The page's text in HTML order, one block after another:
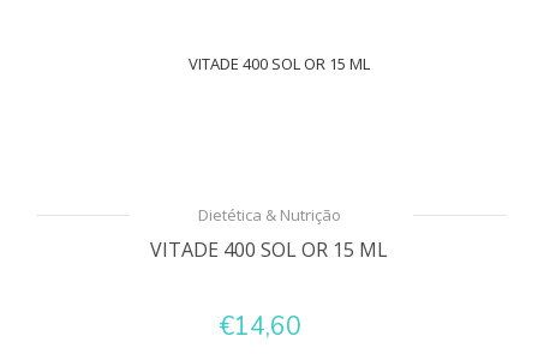
Dietética & Nutrição
VITADE 400 SOL OR 15 ML
€14,60